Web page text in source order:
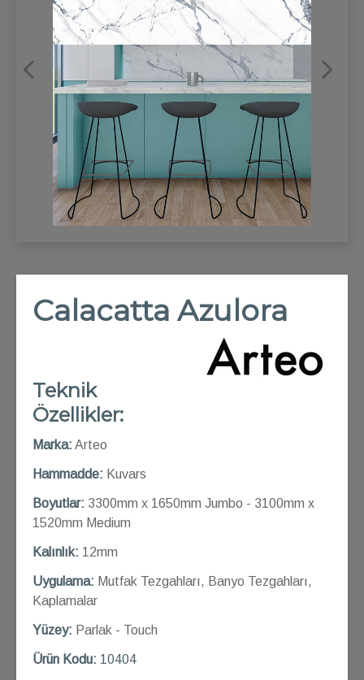
Calacatta Azulora
Teknik
Özellikler:
Marka: Arteo
Hammadde: Kuvars
Boyutlar: 3300mm x 1650mm Jumbo - 3100mm x
1520mm Medium
Kalınlık: 12mm
Uygulama: Mutfak Tezgahları, Banyo Tezgahları,
Kaplamalar
Yüzey: Parlak - Touch
Ürün Kodu: 10404